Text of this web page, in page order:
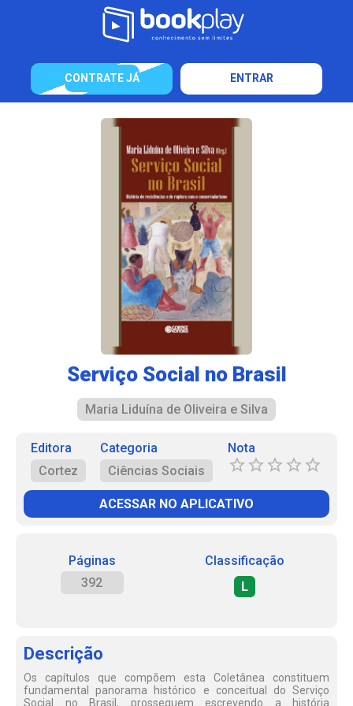
CONTRATE JÁ ENTRAR
Serviço Social no Brasil
Maria Liduína de Oliveira e Silva
Editora
Cortez
Categoria
Ciências Sociais
Nota
ACESSAR NO APLICATIVO
Páginas
392
Classificação
L
Descrição
Os capítulos que compõem esta Coletânea constituem
fundamental panorama histórico e conceitual do Serviço
Social no Brasil, prosseguem escrevendo a história